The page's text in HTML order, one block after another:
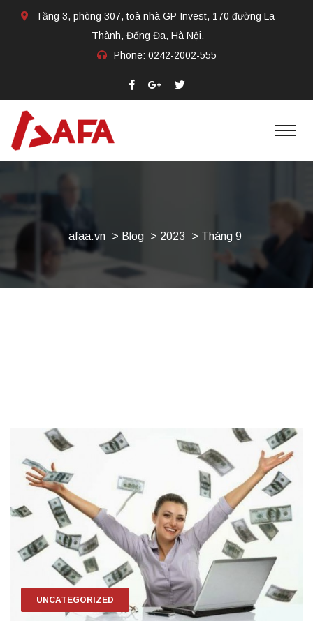
Tầng 3, phòng 307, toà nhà GP Invest, 170 đường La
Thành, Đống Đa, Hà Nội.
Phone: 0242-2002-555​
afaa.vn > Blog > 2023 > Tháng 9
UNCATEGORIZED